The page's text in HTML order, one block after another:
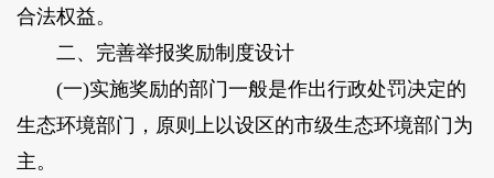
合法权益。
二、完善举报奖励制度设计
(一)实施奖励的部门一般是作出行政处罚决定的
生态环境部门，原则上以设区的市级生态环境部门为
主。